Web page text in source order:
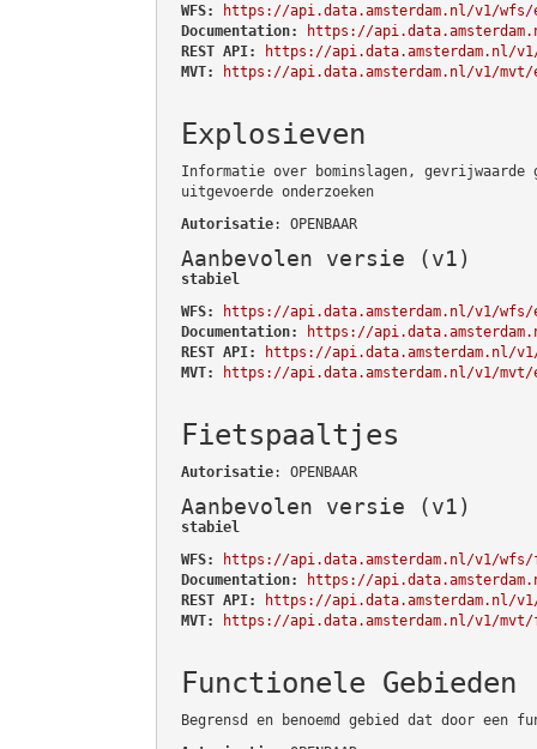
WFS:
https://api.data.amsterdam.nl/v1/wfs/
Documentation:
https://
REST API:
https://api.data.amsterdam.nl/v1/
MVT:
https://api.data.amsterdam.nl/v1/mvt/
Explosieven
Informatie over bominslagen, gevrijwaarde
uitgevoerde onderzoeken
Autorisatie: OPENBAAR
Aanbevolen versie (v1)
stabiel
WFS:
https://api.data.amsterdam.nl/v1/wfs/
Documentation:
https://
REST API:
https://api.data.amsterdam.nl/
MVT:
https://api.data.amsterdam.nl/v1/mvt/
Fietspaaltjes
Autorisatie: OPENBAAR
Aanbevolen versie (v1)
stabiel
WFS:
https://api.data.amsterdam.nl/v1/
Documentation:
https://
REST API:
https://api.data.amsterdam.nl/
MVT:
https://api.data.amsterdam.nl/v1/
Functionele Gebieden
Begrensd en benoemd gebied dat door een